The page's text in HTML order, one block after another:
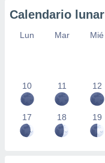
Calendario lunar
Lun Mar Mié
10 11 12
17 18 19